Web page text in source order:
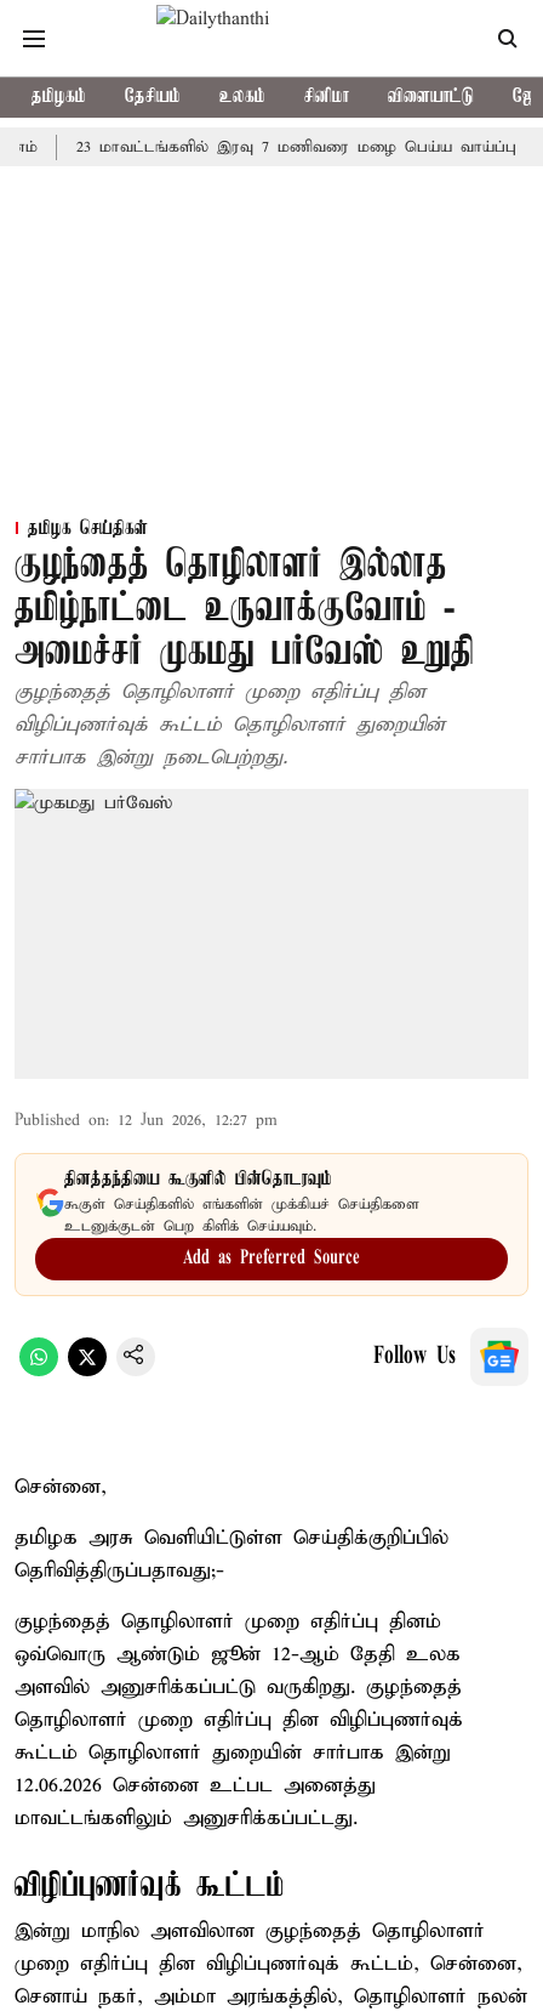
தமிழகம் தேசியம் உலகம் சினிமா விளையாட்டு
23 மாவட்டங்களில் இரவு 7 மணிவரை மழை பெய்ய வாய்ப்பு
தமிழக செய்திகள்
குழந்தைத் தொழிலாளர் இல்லாத
தமிழ்நாட்டை உருவாக்குவோம் -
அமைச்சர் முகமது பர்வேஸ் உறுதி
குழந்தைத் தொழிலாளர் முறை எதிர்ப்பு தின
விழிப்புணர்வுக் கூட்டம் தொழிலாளர் துறையின்
சார்பாக இன்று நடைபெற்றது.
Published on: 12 Jun 2026, 12:27 pm
தினத்தந்தியை கூகுளில் பின்தொடரவும்
கூகுள் செய்திகளில் எங்களின் முக்கியச் செய்திகளை
உடனுக்குடன் பெற கிளிக் செய்யவும்.
Add as Preferred Source
Follow Us
சென்னை,
தமிழக அரசு வெளியிட்டுள்ள செய்திக்குறிப்பில்
தெரிவித்திருப்பதாவது;-
குழந்தைத் தொழிலாளர் முறை எதிர்ப்பு தினம்
ஒவ்வொரு ஆண்டும் ஜூன் 12-ஆம் தேதி உலக
அளவில் அனுசரிக்கப்பட்டு வருகிறது. குழந்தைத்
தொழிலாளர் முறை எதிர்ப்பு தின விழிப்புணர்வுக்
கூட்டம் தொழிலாளர் துறையின் சார்பாக இன்று
12.06.2026 சென்னை உட்பட அனைத்து
மாவட்டங்களிலும் அனுசரிக்கப்பட்டது.
விழிப்புணர்வுக் கூட்டம்
இன்று மாநில அளவிலான குழந்தைத் தொழிலாளர்
முறை எதிர்ப்பு தின விழிப்புணர்வுக் கூட்டம், சென்னை,
செனாய் நகர், அம்மா அரங்கத்தில், தொழிலாளர் நலன்